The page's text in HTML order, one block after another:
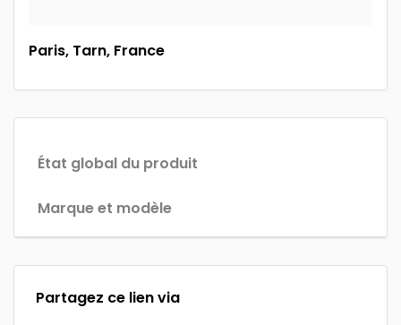
Paris, Tarn, France
État global du produit
Marque et modèle
Partagez ce lien via